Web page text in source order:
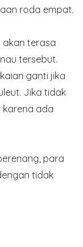
roda empat.
akan terasa
tersebut.
ganti jika
Jika tidak
karena ada
para
tidak